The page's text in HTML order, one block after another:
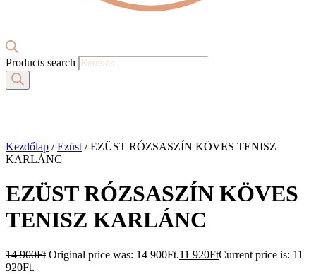
Products search
Kezdőlap /Ezüst / EZÜST RÓZSASZÍN KÖVES TENISZ
KARLÁNC
EZÜST RÓZSASZÍN KÖVES
TENISZ KARLÁNC
14 900Ft Original price was: 14 900Ft.11 920FtCurrent price is: 11
920Ft.